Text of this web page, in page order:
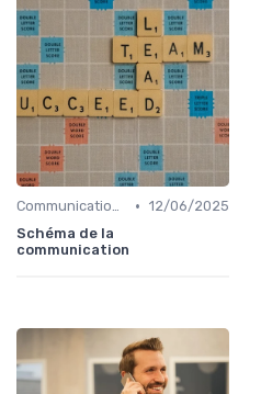
Communication digitale & omnicanale • 12/06/2025
Schéma de la
communication